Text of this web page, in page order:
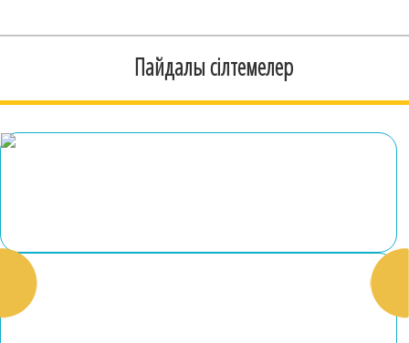
Пайдалы сілтемелер